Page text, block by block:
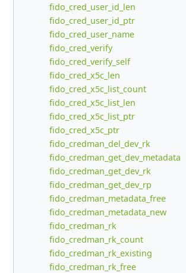
fido_cred_user_id_len
fido_cred_user_id_ptr
fido_cred_user_name
fido_cred_verify
fido_cred_verify_self
fido_cred_x5c_len
fido_cred_x5c_list_count
fido_cred_x5c_list_len
fido_cred_x5c_list_ptr
fido_cred_x5c_ptr
fido_credman_del_dev_rk
fido_credman_get_dev_metadata
fido_credman_get_dev_rk
fido_credman_get_dev_rp
fido_credman_metadata_free
fido_credman_metadata_new
fido_credman_rk
fido_credman_rk_count
fido_credman_rk_existing
fido_credman_rk_free